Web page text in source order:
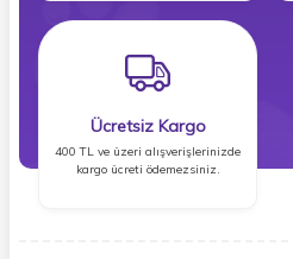
Ücretsiz Kargo
400 TL ve üzeri alışverişlerinizde
kargo ücreti ödemezsiniz.